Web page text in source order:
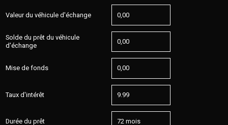
Valeur du véhicule d'échange
Solde du prêt du véhicule
d'échange
Mise de fonds
Taux d'intérêt
Durée du prêt